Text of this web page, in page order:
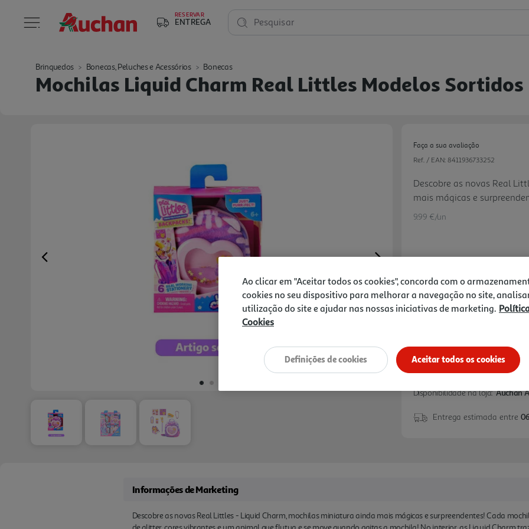
RESERVAR
ENTREGA Pesquisar
Brinquedos Bonecas, Peluches e Acessórios Bonecas
Mochilas Liquid Charm Real Littles Modelos Sortidos
Previous
Faça a sua avaliação
Ref. / EAN: 8411936733252
Descobre as novas Real
mais mágicas e
aquário, cheio de glitter,
tamanho mini! Com
9.99 €/un
Notas de preparação
Disponibilidade na loja: Auchan
Entrega estimada entre
Informações de Marketing
Descobre as novas Real Littles - Liquid Charm, mochilas miniatura ainda mais mágicas e surpreendentes! Cada
Ao clicar em "Aceitar todos os cookies", concorda com o
cookies no seu dispositivo para melhorar a navegação no site,
utilização do site e ajudar nas nossas iniciativas de marketing.
Cookies
Aceitar todos os cookies
Definições de cookies